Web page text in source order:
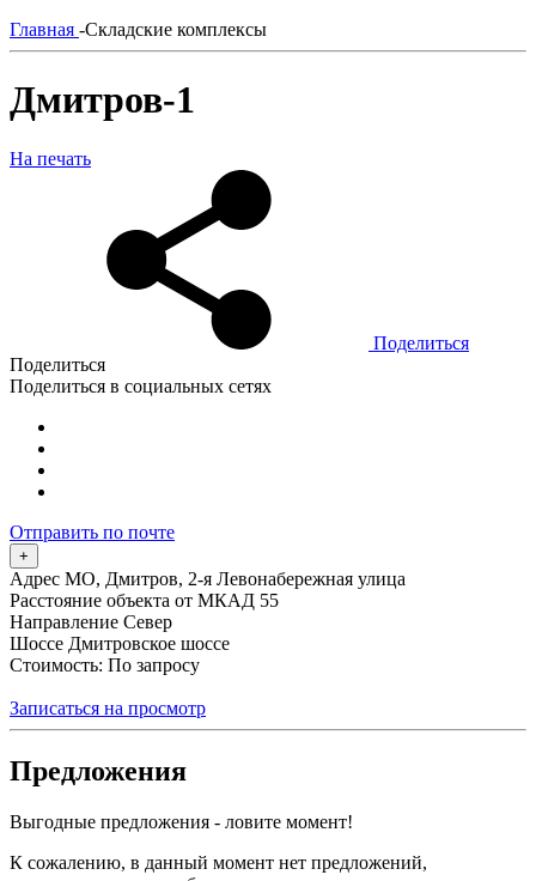
Главная -Складские комплексы
Дмитров-1
На печать
Поделиться
Поделиться
Поделиться в социальных сетях
Отправить по почте
+
Адрес МО, Дмитров, 2-я Левонабережная улица
Расстояние объекта от МКАД 55
Направление Север
Шоссе Дмитровское шоссе
Стоимость: По запросу
Записаться на просмотр
Предложения
Выгодные предложения - ловите момент!
К сожалению, в данный момент нет предложений,